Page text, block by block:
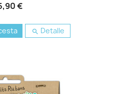
€
 Detalle